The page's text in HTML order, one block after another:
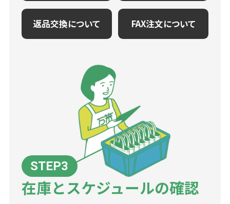
返品交換について FAX注文について
在庫とスケジュールの確認